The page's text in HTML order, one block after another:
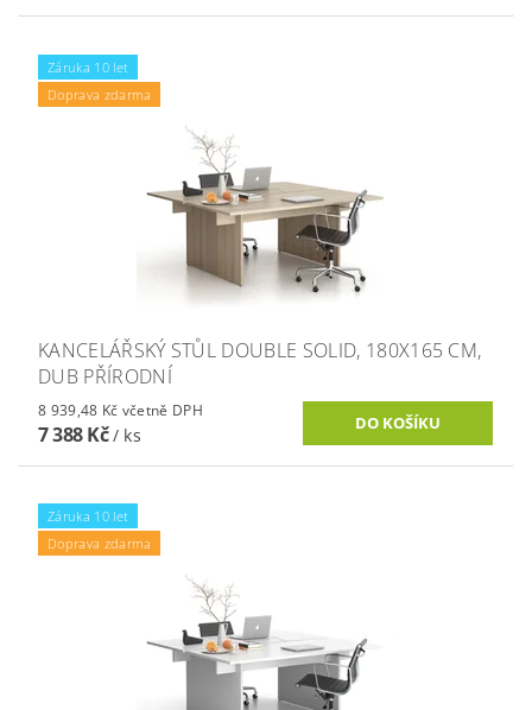
Záruka 10 let
Doprava zdarma
KANCELÁŘSKÝ STŮL DOUBLE SOLID, 180X165 CM,
DUB PŘÍRODNÍ
8 939,48 Kč včetně DPH
7 388 Kč/ ks
Záruka 10 let
Doprava zdarma